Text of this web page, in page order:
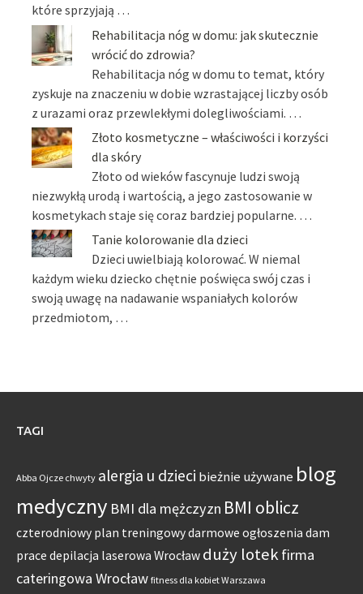
które sprzyjają …
Rehabilitacja nóg w domu: jak skutecznie
wrócić do zdrowia?
Rehabilitacja nóg w domu to temat, który
zyskuje na znaczeniu w dobie wzrastającej liczby osób
z urazami oraz przewlekłymi dolegliwościami. …
Złoto kosmetyczne – właściwości i korzyści
dla skóry
Złoto od wieków fascynuje ludzi swoją
niezwykłą urodą i wartością, a jego zastosowanie w
kosmetykach staje się coraz bardziej popularne. …
Tanie kolorowanie dla dzieci
Dzieci uwielbiają kolorować. W niemal
każdym wieku dziecko chętnie poświęca swój czas i
swoją uwagę na nadawanie wspaniałych kolorów
przedmiotom, …
TAGI
Abba Ojcze chwyty alergia u dzieci bieżnie używane blog
medyczny BMI dla mężczyzn BMI oblicz
czterodniowy plan treningowydarmowe ogłoszenia dam
prace depilacja laserowa Wrocław duży lotekfirma
cateringowa Wrocław fitness dla kobiet Warszawa